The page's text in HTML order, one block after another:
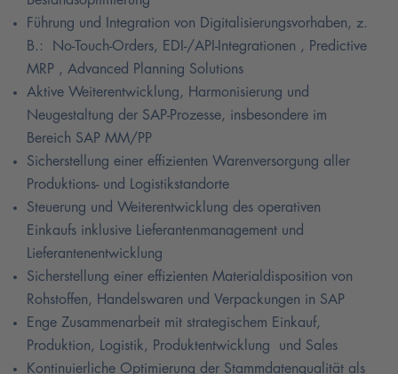
Führung und Integration von Digitalisierungsvorhaben, z.
B.: No-Touch-Orders, EDI-/API-Integrationen , Predictive
MRP , Advanced Planning Solutions
Aktive Weiterentwicklung, Harmonisierung und
Neugestaltung der SAP-Prozesse, insbesondere im
Bereich SAP MM/PP
Sicherstellung einer effizienten Warenversorgung aller
Produktions- und Logistikstandorte
Steuerung und Weiterentwicklung des operativen
Einkaufs inklusive Lieferantenmanagement und
Lieferantenentwicklung
Sicherstellung einer effizienten Materialdisposition von
Rohstoffen, Handelswaren und Verpackungen in SAP
Enge Zusammenarbeit mit strategischem Einkauf,
Produktion, Logistik, Produktentwicklung und Sales
Kontinuierliche Optimierung der Stammdatenqualität als